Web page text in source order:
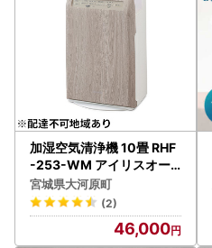
加湿空気清浄機 10畳 RHF
-253-WM アイリスオー
ヤマ 空気清浄機
宮城県大河原町
(2)
46,000